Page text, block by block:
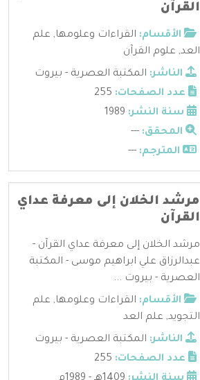
القرآن
الأقسام: القراءات وعلومها, علم
العد, علوم القرآن
الناشر: المكتبة العصرية - بيروت
عدد الصفحات:
سنة النشر:
المحقق: ---
المترجم: ---
مرشد الخلان إلى معرفة عداي
القرآن
مرشد الخلان إلى معرفة عداي القرآن -
عبدالرزاق علي ابراهيم موسى - المكتبة
العصرية - بيروت ...
الأقسام: القراءات وعلومها, علم
التجويد, علم العد
الناشر: المكتبة العصرية - بيروت
عدد الصفحات: